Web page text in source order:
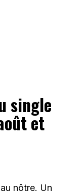
single
et
nôtre. Un